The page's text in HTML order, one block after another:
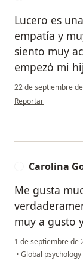
Lucero es
empatía y
siento muy
empezó mi
22 de septiembre
en opinión del
Reportar
Carolina
Me gusta
muy a gusto
1 de septiembre de
• Global psychology